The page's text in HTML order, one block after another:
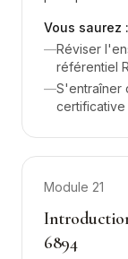
Vous saurez :
—Réviser
référentiel
—S'entraîner
certificative
Module 21
6894